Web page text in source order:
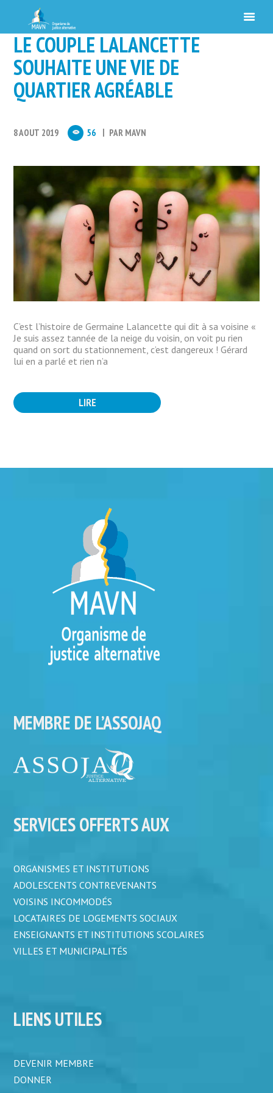
LE COUPLE LALANCETTE
SOUHAITE UNE VIE DE
QUARTIER AGRÉABLE
8 AOUT 2019 56 PAR MAVN
C’est l’histoire de Germaine Lalancette qui dit à sa voisine «
Je suis assez tannée de la neige du voisin, on voit pu rien
quand on sort du stationnement, c’est dangereux ! Gérard
lui en a parlé et rien n’a
LIRE
MEMBRE DE L’ASSOJAQ
SERVICES OFFERTS AUX
ORGANISMES ET INSTITUTIONS
ADOLESCENTS CONTREVENANTS
VOISINS INCOMMODÉS
LOCATAIRES DE LOGEMENTS SOCIAUX
ENSEIGNANTS ET INSTITUTIONS SCOLAIRES
VILLES ET MUNICIPALITÉS
LIENS UTILES
DEVENIR MEMBRE
DONNER